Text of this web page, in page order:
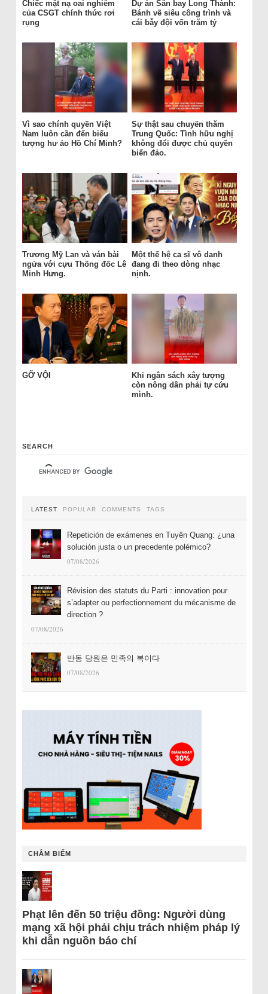
Chiếc mặt nạ oai nghiêm
của CSGT chính thức rơi
rụng
Dự án Sân bay Long Thành:
Bánh vẽ siêu công trình và
cái bẫy đội vốn trăm tỷ
Vì sao chính quyền Việt
Nam luôn cần đến biểu
tượng hư ảo Hồ Chí Minh?
Sự thật sau chuyến thăm
Trung Quốc: Tình hữu nghị
không đổi được chủ quyền
biển đảo.
Trương Mỹ Lan và ván bài
ngửa với cựu Thống đốc Lê
Minh Hưng.
Một thế hệ ca sĩ vô danh
đang đi theo dòng nhạc
nịnh.
GỠ VỘI
Khi ngân sách xây tượng
còn nông dân phải tự cứu
mình.
SEARCH
LATEST POPULAR COMMENTS TAGS
Repetición de exámenes en Tuyên Quang: ¿una
solución justa o un precedente polémico?
07/08/2026
Révision des statuts du Parti : innovation pour
s’adapter ou perfectionnement du mécanisme de
direction ?
07/08/2026
반동 당원은 민족의 복이다
07/08/2026
CHÂM BIẾM
Phạt lên đến 50 triệu đồng: Người dùng
mạng xã hội phải chịu trách nhiệm pháp lý
khi dẫn nguồn báo chí